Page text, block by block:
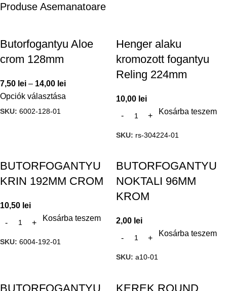
Produse Asemanatoare
Butorfogantyu Aloe
crom 128mm
7,50 lei – 14,00 lei
Opciók választása
SKU: 6002-128-01
Henger alaku
kromozott fogantyu
Reling 224mm
10,00 lei
Kosárba teszem
SKU: rs-304224-01
BUTORFOGANTYU
KRIN 192MM CROM
10,50 lei
Kosárba teszem
SKU: 6004-192-01
BUTORFOGANTYU
NOKTALI 96MM
KROM
2,00 lei
Kosárba teszem
SKU: a10-01
BUTORFOGANTYU KEREK ROUND